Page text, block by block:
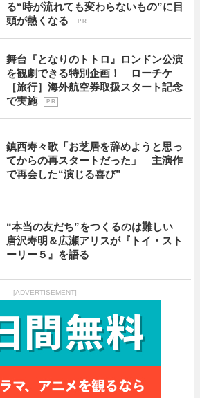
る“時が流れても変わらないもの”に目
頭が熱くなる
P R
舞台『となりのトトロ』ロンドン公演
を観劇できる特別企画！ ローチケ
［旅行］海外航空券取扱スタート記念
で実施
P R
鎮西寿々歌「お芝居を辞めようと思っ
てからの再スタートだった」 主演作
で再会した“演じる喜び”
“本当の友だち”をつくるのは難しい
唐沢寿明＆広瀬アリスが『トイ・スト
ーリー５』を語る
[ADVERTISEMENT]